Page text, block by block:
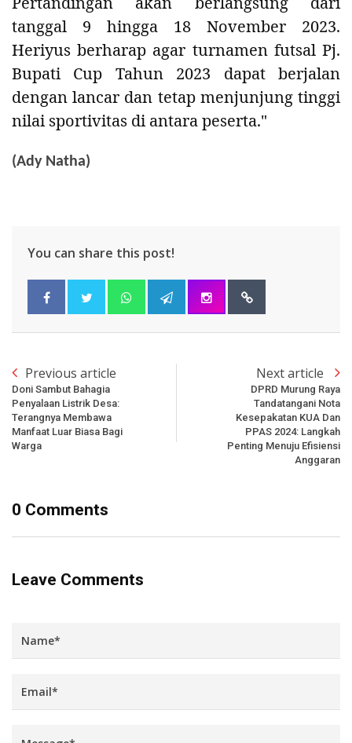
tanggal 9 hingga 18 November 2023.
Heriyus berharap agar turnamen futsal Pj.
Bupati Cup Tahun 2023 dapat berjalan
dengan lancar dan tetap menjunjung tinggi
nilai sportivitas di antara peserta."
(Ady Natha)
You can share this post!
Previous article
Doni Sambut Bahagia
Penyalaan Listrik Desa:
Terangnya Membawa
Manfaat Luar Biasa Bagi
Warga
Next article
DPRD Murung Raya
Tandatangani Nota
Kesepakatan KUA Dan
PPAS 2024: Langkah
Penting Menuju Efisiensi
Anggaran
0 Comments
Leave Comments